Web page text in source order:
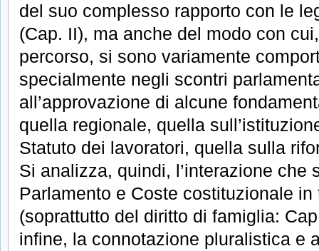
del suo complesso rapporto con le
(Cap. II), ma anche del modo con
percorso, si sono variamente
specialmente negli scontri
all’approvazione di alcune
quella regionale, quella
Statuto dei lavoratori, quella sulla
Si analizza, quindi, l’interazione che
Parlamento e Coste costituzionale
(soprattutto del diritto di famiglia:
infine, la connotazione pluralistica e